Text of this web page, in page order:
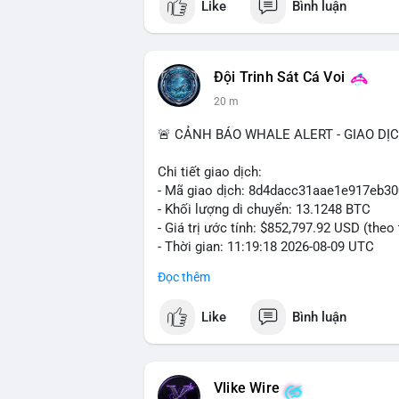
Like Bình luận
Đội Trinh Sát Cá Voi
20 m
🚨 CẢNH BÁO WHALE ALERT - GIAO
Chi tiết giao dịch:
- Mã giao dịch:
- Khối lượng di chuyển: 13.1248 BTC
- Giá trị ước tính: $852,797.92 USD (theo
- Thời gian: 11:19:18 2026-08-09 UTC
Nhận định phân tích:
dịch duy nhất. Động thái này cho thấy
lên sàn giao dịch để chuẩn bị thanh
tâm lý thận trọng, khi giới đầu tư theo
Đọc thêm
Like Bình luận
Vlike Wire